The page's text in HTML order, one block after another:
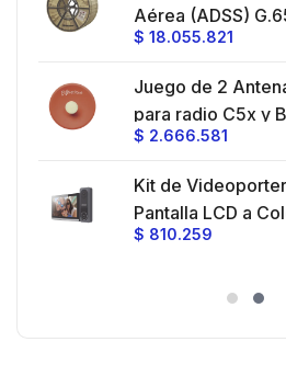
Aérea (ADSS)
de 24 Hilos,
$ 18.055.821
Juego de 2
para radio C5x y
Ganancia 27 dBi /
$ 2.666.581
Kit de
Pantalla LCD a
de Calle para
)130° de Visión
$ 810.259